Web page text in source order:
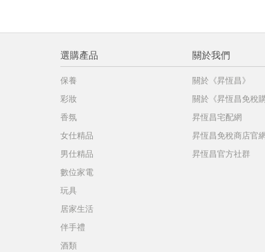
選購產品
保養
彩妝
香氛
女仕精品
男仕精品
數位家電
玩具
居家生活
伴手禮
酒類
關於我們
關於《昇恆昌》
關於《昇恆昌免稅
昇恆昌宅配網
昇恆昌免稅商店官
昇恆昌官方社群